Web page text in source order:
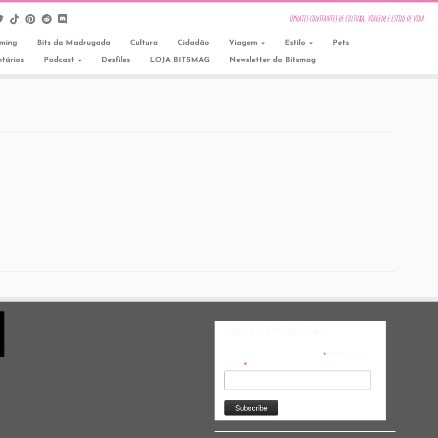
Updates constantes de cultura, viagem e estilo de vida
Bits da Madrugada Cultura Cidadão Viagem Estilo Pets
Podcast Desfiles LOJA BITSMAG Newsletter do Bitsmag
*indicates required
*